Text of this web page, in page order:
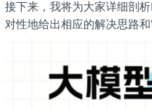
接下来，我将为大家详细剖
对性地给出相应的解决思路和